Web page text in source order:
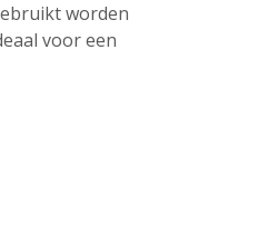
worden
voor een